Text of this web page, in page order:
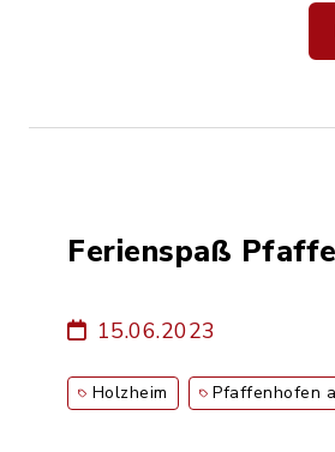
Ferienspaß
15.06.2023
Holzheim Pfaffenhofen